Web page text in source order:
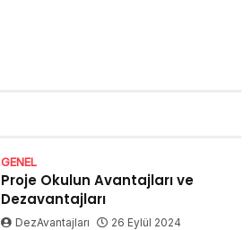
GENEL
Proje Okulun Avantajları ve
Dezavantajları
DezAvantajları 26 Eylül 2024